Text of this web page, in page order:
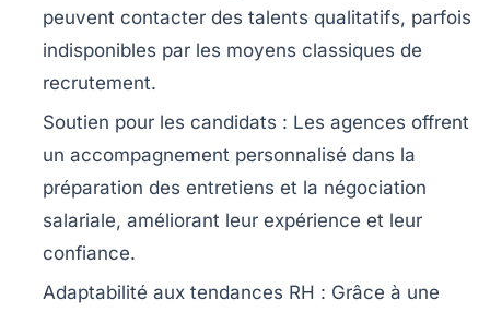
peuvent contacter des talents qualitatifs, parfois
indisponibles par les moyens classiques de
recrutement.
Soutien pour les candidats : Les agences offrent
un accompagnement personnalisé dans la
préparation des entretiens et la négociation
salariale, améliorant leur expérience et leur
confiance.
Adaptabilité aux tendances RH : Grâce à une